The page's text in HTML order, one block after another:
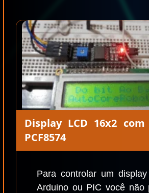
Display LCD 16x2
PCF8574
Para controlar um
Arduino ou PIC você não